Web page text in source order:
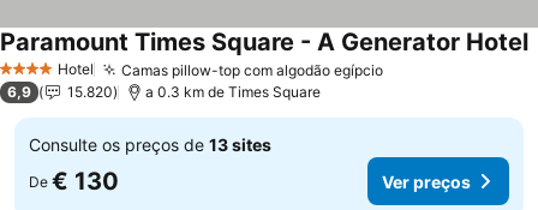
4 EstrelasHotel Camas pillow-top com algodão egípcio
Paramount Times Square - A Generator Hotel
6,9 15.820 a 0.3 km de Times Square
Consulte os preços de 13 sites
De € 130 Ver preços